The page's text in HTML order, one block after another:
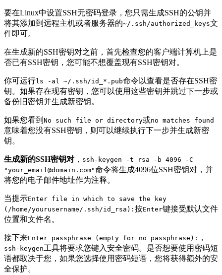
要在Linux中设置SSH无密码登录，您只需生成SSH的公钥并
将其添加到远程主机或者服务器的~/.ssh/authorized_keys文
件即可。
在生成新的SSH密钥对之前，首先检查您的客户端计算机上是
否已有SSH密钥，您可能不想覆盖现有SSH密钥对。
你可运行ls -al ~/.ssh/id_*.pub命令以查看是否存在SSH密
钥。如果存在现有密钥，您可以使用这些密钥并跳过下一步或
备份旧密钥并生成新密钥。
如果您看到 No such file or directory或no matches found
意味着您没有SSH密钥，则可以继续执行下一步并生成新密
钥。
生成新的SSH密钥对 ， ssh-keygen -t rsa -b 4096 -C
"your_email@domain.com"命令将生成4096位SSH密钥对，并
将您的电子邮件地址作为注释。
当提示Enter file in which to save the key
(/home/yourusername/.ssh/id_rsa): 按Enter键接受默认文件
位置和文件名。
接下来Enter passphrase (empty for no passphrase): ，
ssh-keygen工具将要求您键入安全密码。是否想要使用密码短
语都取决于您，如果您选择使用密码短语，您将获得额外的安
全保护。